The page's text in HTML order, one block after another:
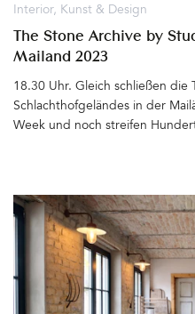
Interior, Kunst & Design
The Stone Archive by
Mailand 2023
18.30 Uhr. Gleich schließen die
Schlachthofgeländes in der
Week und noch streifen
österreichischen Designers
mit den deckenhohen,
Ordnern und Steinexponaten
des Designstudios sollen
finden wir das Gebäude, in
zeigen, und möchten eintreten.